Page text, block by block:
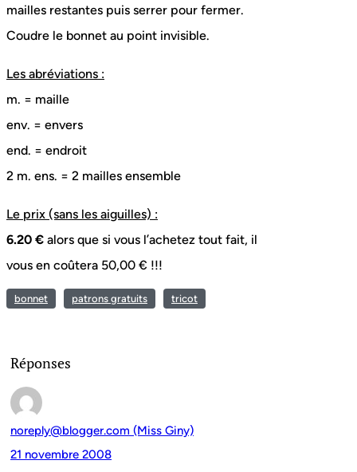
mailles restantes puis serrer pour fermer.
Coudre le bonnet au point invisible.
Les abréviations :
m. = maille
env. = envers
end. = endroit
2 m. ens. = 2 mailles ensemble
Le prix (sans les aiguilles) :
6.20 € alors que si vous l’achetez tout fait, il
vous en coûtera 50,00 € !!!
bonnet patrons gratuits tricot
Réponses
noreply@blogger.com (Miss Giny)
21 novembre 2008